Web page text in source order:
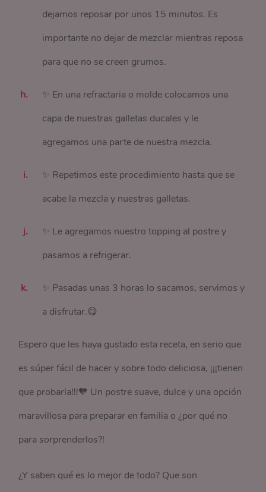
dejamos reposar por unos 15 minutos. Es
importante no dejar de mezclar mientras reposa
para que no se creen grumos.
✨ En una refractaria o molde colocamos una
capa de nuestras galletas ducales y le
agregamos una parte de nuestra mezcla.
✨ Repetimos este procedimiento hasta que se
acabe la mezcla y nuestras galletas.
✨ Le agregamos nuestro topping al postre y
pasamos a refrigerar.
✨ Pasadas unas 3 horas lo sacamos, servimos y
a disfrutar.😋
Espero que les haya gustado esta receta, en serio que
es súper fácil de hacer y sobre todo deliciosa, ¡¡¡tienen
que probarla!!!🧡 Un postre suave, dulce y una opción
maravillosa para preparar en familia o ¿por qué no
para sorprenderlos?!
¿Y saben qué es lo mejor de todo? Que son